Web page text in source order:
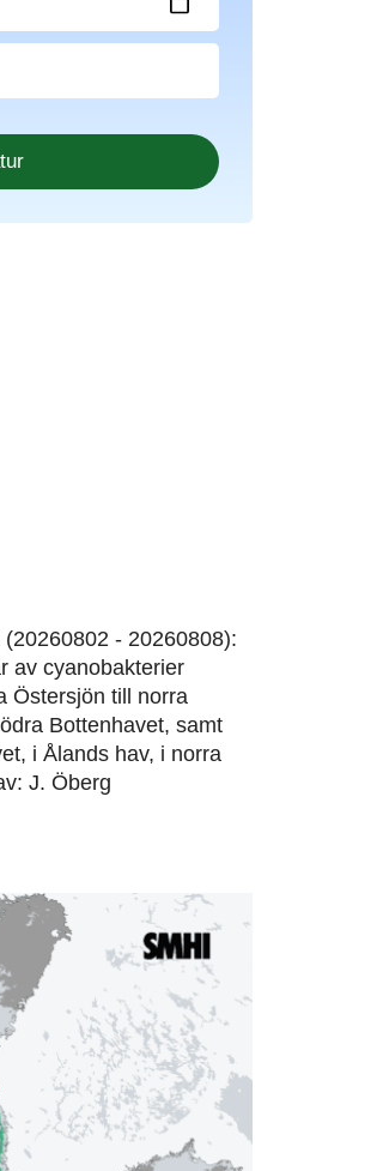
- 20260808):
av cyanobakterier
Östersjön till norra
Bottenhavet, samt
i Ålands hav, i norra
J. Öberg